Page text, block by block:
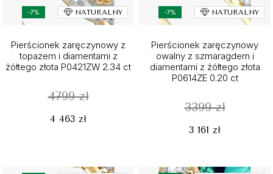
-7% NATURALNY
Pierścionek zaręczynowy z
topazem i diamentami z
żółtego złota P0421ZW 2.34 ct
4799 zł
4 463 zł
-7% NATURALNY
Pierścionek zaręczynowy
owalny z szmaragdem i
diamentami z żółtego złota
P0614ZE 0.20 ct
3399 zł
3 161 zł